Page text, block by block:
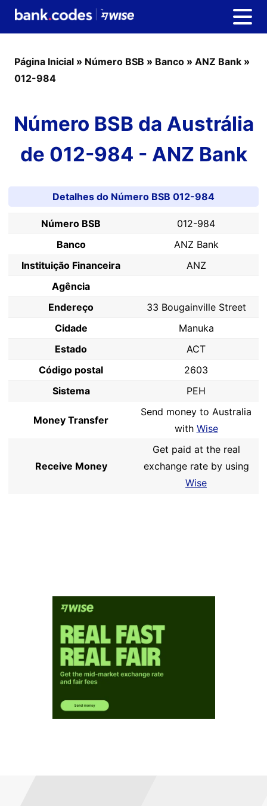
Página Inicial » Número BSB » Banco » ANZ Bank »
012-984
Número BSB da Austrália
de 012-984 - ANZ Bank
Detalhes do Número BSB 012-984
Número BSB
012-984
Banco
ANZ Bank
Instituição Financeira
ANZ
Agência
Endereço
33 Bougainville Street
Cidade
Manuka
Estado
ACT
Código postal
2603
Sistema
PEH
Money Transfer
Send money to Australia
with Wise
Receive Money
Get paid at the real
exchange rate by using
Wise